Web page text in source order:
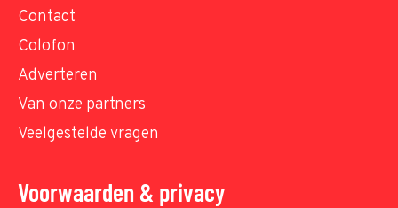
Contact
Colofon
Adverteren
Van onze partners
Veelgestelde vragen
Voorwaarden & privacy